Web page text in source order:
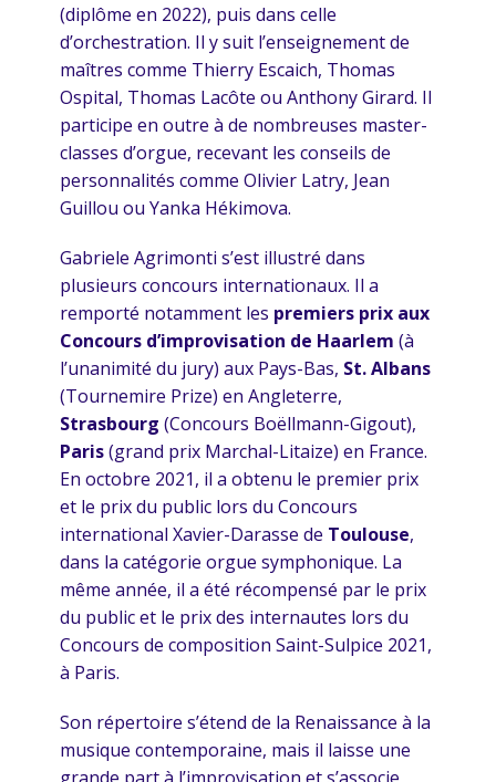
(diplôme en 2022), puis dans celle
d’orchestration. Il y suit l’enseignement de
maîtres comme Thierry Escaich, Thomas
Ospital, Thomas Lacôte ou Anthony Girard. Il
participe en outre à de nombreuses master-
classes d’orgue, recevant les conseils de
personnalités comme Olivier Latry, Jean
Guillou ou Yanka Hékimova.
Gabriele Agrimonti s’est illustré dans
plusieurs concours internationaux. Il a
remporté notamment les premiers prix aux
Concours d’improvisation de Haarlem (à
l’unanimité du jury) aux Pays-Bas, St. Albans
(Tournemire Prize) en Angleterre,
Strasbourg (Concours Boëllmann-Gigout),
Paris(grand prix Marchal-Litaize) en France.
En octobre 2021, il a obtenu le premier prix
et le prix du public lors du Concours
international Xavier-Darasse de Toulouse,
dans la catégorie orgue symphonique. La
même année, il a été récompensé par le prix
du public et le prix des internautes lors du
Concours de composition Saint-Sulpice 2021,
à Paris.
Son répertoire s’étend de la Renaissance à la
musique contemporaine, mais il laisse une